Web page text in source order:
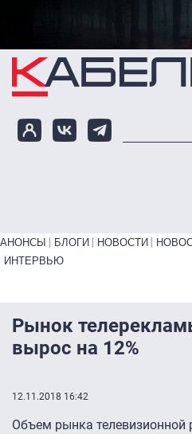
Перейти к основному
Primary links bottom
АНОНСЫ БЛОГИ НОВОСТИ
ИНТЕРВЬЮ
Рынок
вырос на 12%
12.11.2018 16:42
Объем рынка телевизионной